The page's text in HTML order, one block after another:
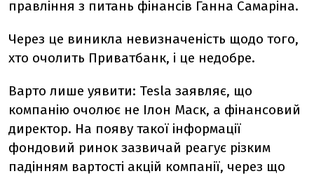
правління з питань фінансів Ганна Самаріна.
Через це виникла невизначеність щодо того,
хто очолить Приватбанк, і це недобре.
Варто лише уявити: Tesla заявляє, що
компанію очолює не Ілон Маск, а фінансовий
директор. На появу такої інформації
фондовий ринок зазвичай реагує різким
падінням вартості акцій компанії, через що